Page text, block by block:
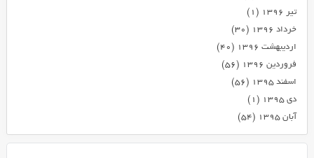
تیر ۱۳۹۶
(۱)
خرداد ۱۳۹۶
(۳۰)
اردیبهشت ۱۳۹۶
(۴۰)
فروردین ۱۳۹۶
(۵۶)
اسفند ۱۳۹۵
(۵۶)
دی ۱۳۹۵
(۱)
آبان ۱۳۹۵
(۵۴)